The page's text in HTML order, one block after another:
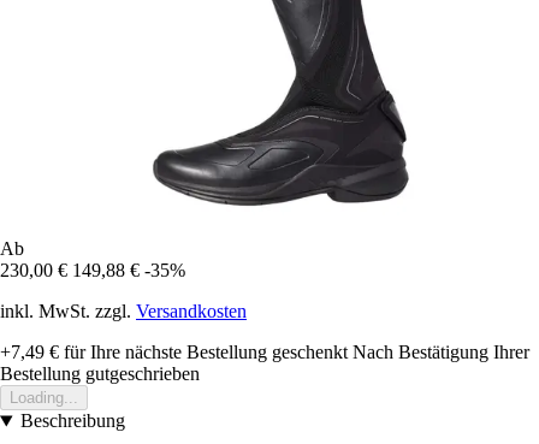
Ab
230,00 € 149,88 € -35%
inkl. MwSt. zzgl. Versandkosten
+7,49 € für Ihre nächste Bestellung geschenkt Nach Bestätigung Ihrer
Bestellung gutgeschrieben
Loading...
Beschreibung